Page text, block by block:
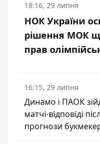
18:16, 29 липня
НОК України
рішення МОК
прав
16:15, 29 липня
Динамо і ПАОК
матчі-відповіді
прогнози